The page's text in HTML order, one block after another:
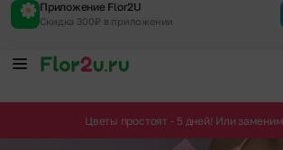
Приложение Flor2U
Скидка 300₽ в приложении
Цветы простоят - 5 дней! Или